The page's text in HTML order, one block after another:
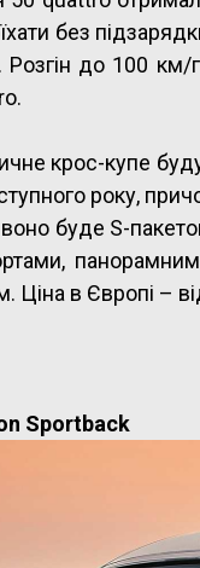
без
Розгін до 100
крос-купе
року,
воно буде S-
Ціна в Європі –
Sportback